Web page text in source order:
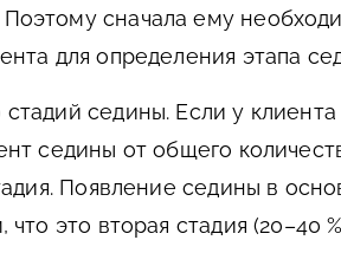
сначала ему
для определения этапа
седины. Если у клиента
седины от общего
Появление седины в
что это вторая стадия (20–40